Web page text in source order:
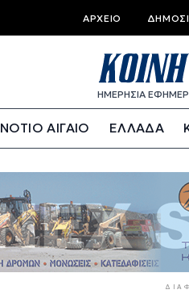
ΑΡΧΕΊΟ
ΗΜΕΡΗΣΙΑ
ΝΟΤΙΟ ΑΙΓΑΙΟ ΕΛΛΑΔΑ